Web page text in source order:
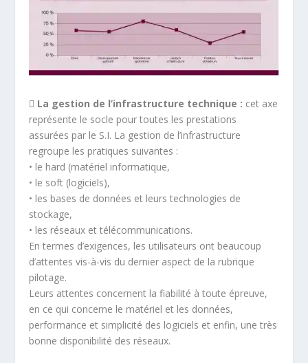
 La gestion de l’infrastructure technique : cet axe
représente le socle pour toutes les prestations
assurées par le S.I. La gestion de l’infrastructure
regroupe les pratiques suivantes :
• le hard (matériel informatique,
• le soft (logiciels),
• les bases de données et leurs technologies de
stockage,
• les réseaux et télécommunications.
En termes d’exigences, les utilisateurs ont beaucoup
d’attentes vis-à-vis du dernier aspect de la rubrique
pilotage.
Leurs attentes concernent la fiabilité à toute épreuve,
en ce qui concerne le matériel et les données,
performance et simplicité des logiciels et enfin, une très
bonne disponibilité des réseaux.